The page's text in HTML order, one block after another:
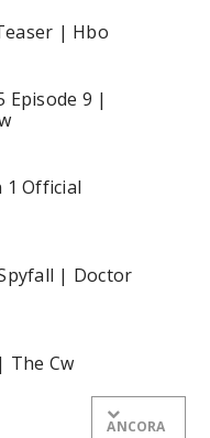
| Hbo
Episode 9 |
1 Official
| Doctor
Cw
ANCORA